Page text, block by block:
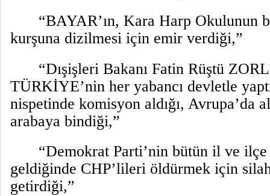
“BAYAR’ın, Kara Harp Okulunun
kurşuna dizilmesi için emir verdiği,”
“Dışişleri Bakanı Fatin Rüştü
TÜRKİYE’nin her yabancı devletle
nispetinde komisyon aldığı, Avrupa’da
arabaya bindiği,”
“Demokrat Parti’nin bütün il ve ilçe
geldiğinde CHP’lileri öldürmek için
getirdiği,”